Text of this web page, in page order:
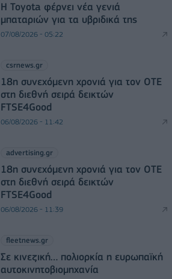
Η Toyota φέρνει νέα γενιά
μπαταριών για τα υβριδικά της
07/08/2026 - 05:22
csrnews.gr
18η συνεχόμενη χρονιά για τον ΟΤΕ
στη διεθνή σειρά δεικτών
FTSE4Good
06/08/2026 - 11:42
advertising.gr
18η συνεχόμενη χρονιά για τον ΟΤΕ
στη διεθνή σειρά δεικτών
FTSE4Good
06/08/2026 - 11:39
fleetnews.gr
Σε κινεζική… πολιορκία η ευρωπαϊκή
αυτοκινητοβιομηχανία